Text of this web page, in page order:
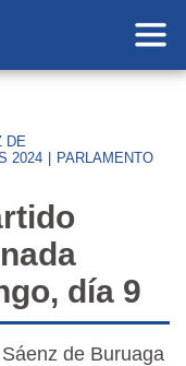
DE
2024
PARLAMENTO
día 9
de Buruaga